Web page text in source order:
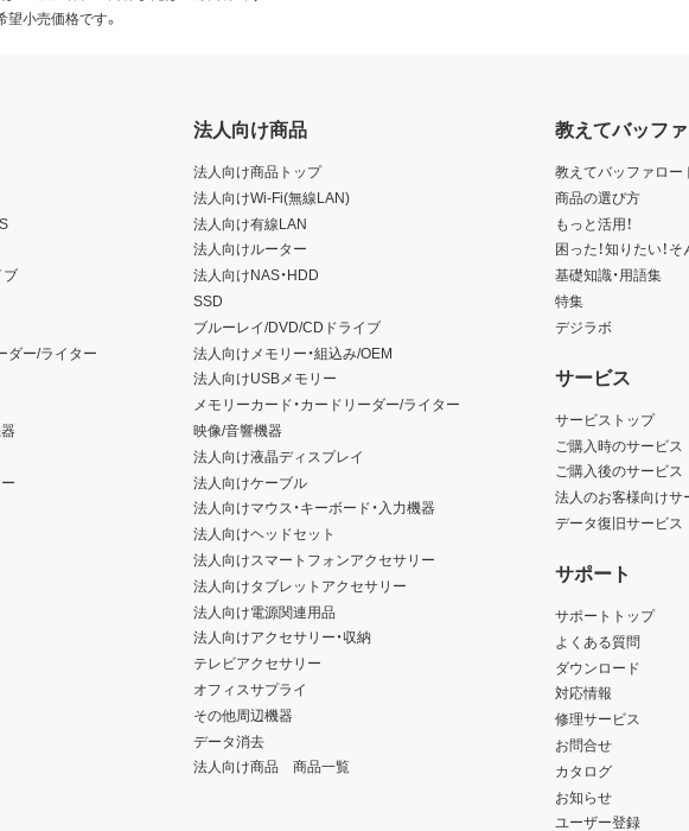
小売価格です。
ブ
ダー/ライター
法人向け商品
法人向け商品トップ
法人向けWi-Fi(無線LAN)
法人向け有線LAN
法人向けルーター
法人向けNAS・HDD
SSD
ブルーレイ/DVD/CDドライブ
法人向けメモリー・組込み/OEM
法人向けUSBメモリー
メモリーカード・カードリーダー/ライター
映像/音響機器
法人向け液晶ディスプレイ
法人向けケーブル
法人向けマウス・キーボード・入力機器
法人向けヘッドセット
法人向けスマートフォンアクセサリー
法人向けタブレットアクセサリー
法人向け電源関連用品
法人向けアクセサリー・収納
テレビアクセサリー
オフィスサプライ
その他周辺機器
データ消去
法人向け商品 商品一覧
教えてバッフ
教えてバッファロー
商品の選び方
もっと活用！
困った！知りたい！
基礎知識・用語集
特集
デジラボ
サービス
サービストップ
ご購入時のサービス
ご購入後のサービス
法人のお客様向けサ
データ復旧サービス
サポート
サポートトップ
よくある質問
ダウンロード
対応情報
修理サービス
お問合せ
カタログ
お知らせ
ユーザー登録